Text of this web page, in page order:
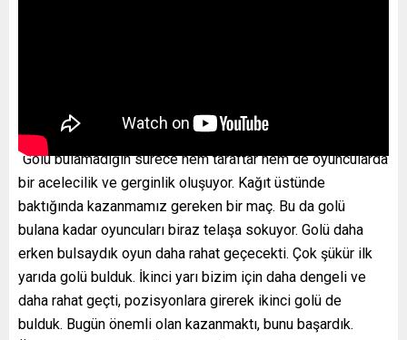
“Golü bulamadığın sürece hem taraftar hem de oyuncularda
bir acelecilik ve gerginlik oluşuyor. Kağıt üstünde
baktığında kazanmamız gereken bir maç. Bu da golü
bulana kadar oyuncuları biraz telaşa sokuyor. Golü daha
erken bulsaydık oyun daha rahat geçecekti. Çok şükür ilk
yarıda golü bulduk. İkinci yarı bizim için daha dengeli ve
daha rahat geçti, pozisyonlara girerek ikinci golü de
bulduk. Bugün önemli olan kazanmaktı, bunu başardık.